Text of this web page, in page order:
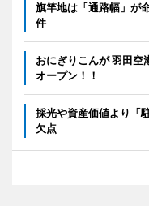
旗竿地は「通路幅」が
件
おにぎりこんが 羽田
オープン！！
採光や資産価値より「
欠点